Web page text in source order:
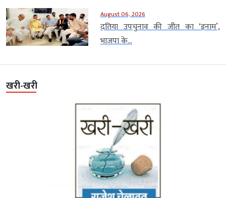
August 06, 2026
दतिया उपचुनाव की जीत का ‘इनाम’,
भाजपा के...
खरी-खरी